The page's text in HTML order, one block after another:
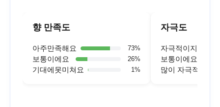
향 만족도
아주만족해요 73%
보통이에요 26%
기대에못미쳐요 1%
자극도
자극적이지 않아
보통이에요
많이 자극적이에